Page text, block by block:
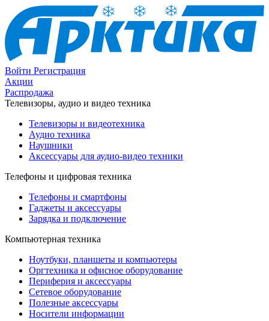
Войти Регистрация
Акции
Распродажа
Телевизоры, аудио и видео техника
Телевизоры и видеотехника
Аудио техника
Наушники
Аксессуары для аудио-видео техники
Телефоны и цифровая техника
Телефоны и смартфоны
Гаджеты и аксессуары
Зарядка и подключение
Компьютерная техника
Ноутбуки, планшеты и компьютеры
Оргтехника и офисное оборудование
Периферия и аксессуары
Cетевое оборудование
Полезные аксессуары
Носители информации